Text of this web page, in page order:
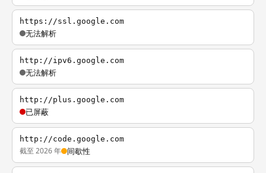
https://ssl.google.com
无法解析
http://ipv6.google.com
无法解析
http://plus.google.com
已屏蔽
http://code.google.com
截至 2026 年 间歇性